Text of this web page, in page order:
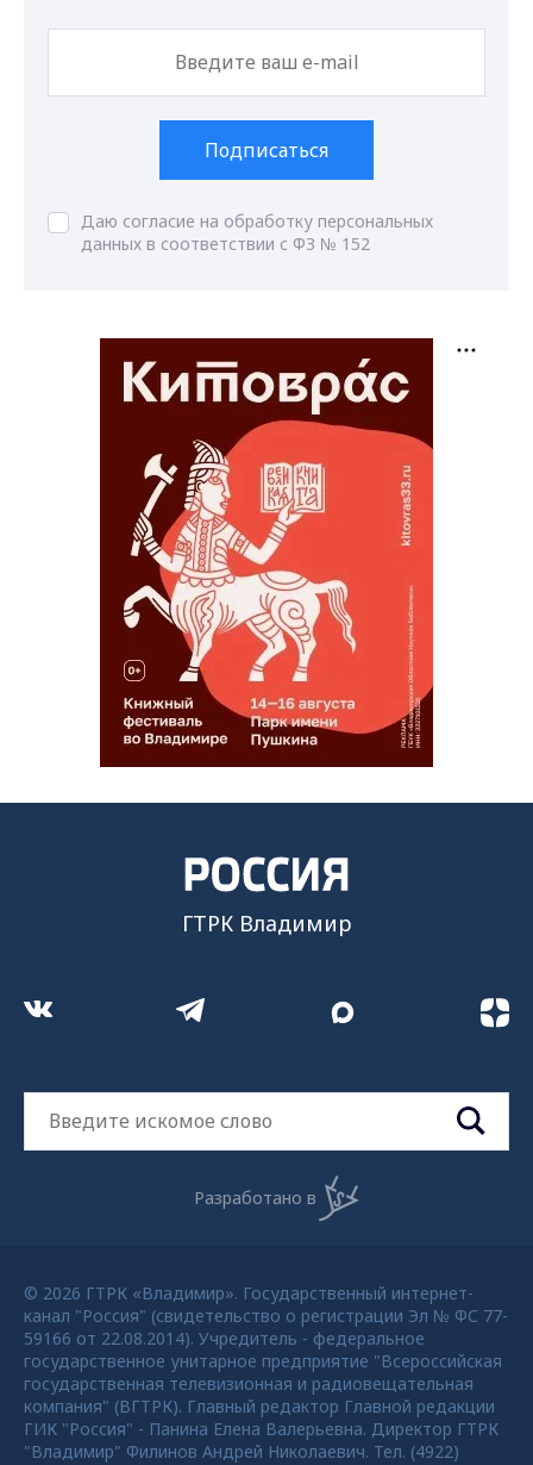
Подписаться
Даю согласие на обработку персональных
данных в соответствии с ФЗ № 152
ГТРК Владимир
Разработано в
© 2026 ГТРК «Владимир». Государственный интернет-
канал "Россия" (свидетельство о регистрации Эл № ФС 77-
59166 от 22.08.2014). Учредитель - федеральное
государственное унитарное предприятие "Всероссийская
государственная телевизионная и радиовещательная
компания" (ВГТРК). Главный редактор Главной редакции
ГИК "Россия" - Панина Елена Валерьевна. Директор ГТРК
"Владимир" Филинов Андрей Николаевич. Тел. (4922)